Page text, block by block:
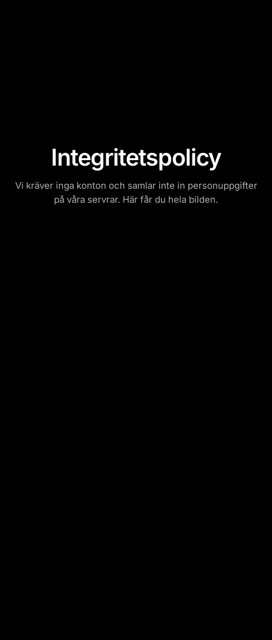
Integritetspolicy
Vi kräver inga konton och samlar inte in personuppgifter
på våra servrar. Här får du hela bilden.